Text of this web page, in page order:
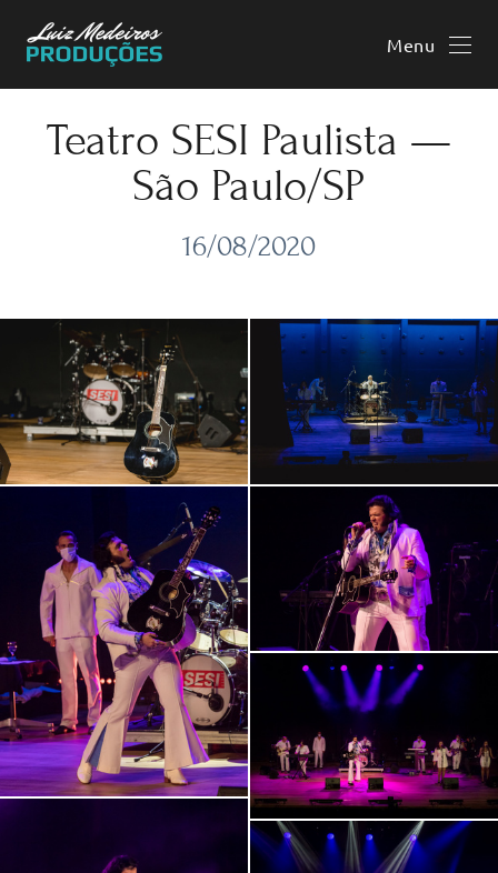
Menu
Teatro SESI Paulista —
São Paulo/SP
16/08/2020